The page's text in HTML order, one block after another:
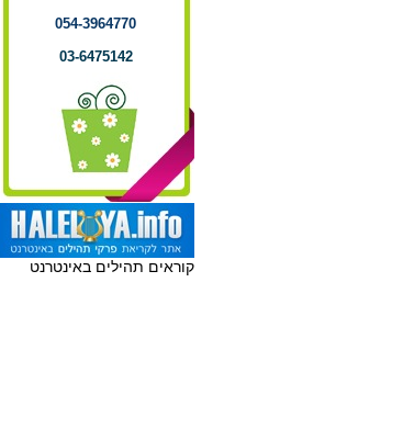
054-3964770
03-6475142
קוראים תהילים באינטרנט